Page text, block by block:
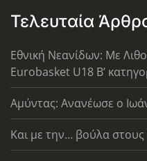
Τελευταία
Εθνική Νεανίδων: Με
Eurobasket U18 Β’
Αμύντας: Ανανέωσε ο
Και με την… βούλα